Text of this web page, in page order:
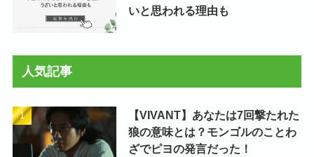
いと思われる理由も
人気記事
【VIVANT】あなたは7回撃たれた
狼の意味とは？モンゴルのことわ
ざでピヨの発言だった！